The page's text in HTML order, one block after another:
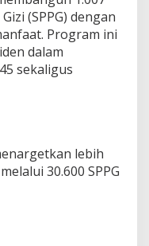
(SPPG) dengan
Program ini
dalam
sekaligus
lebih
30.600 SPPG